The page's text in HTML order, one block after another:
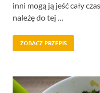
inni mogą ją jeść cały
należę do tej …
ZOBACZ PRZEPIS